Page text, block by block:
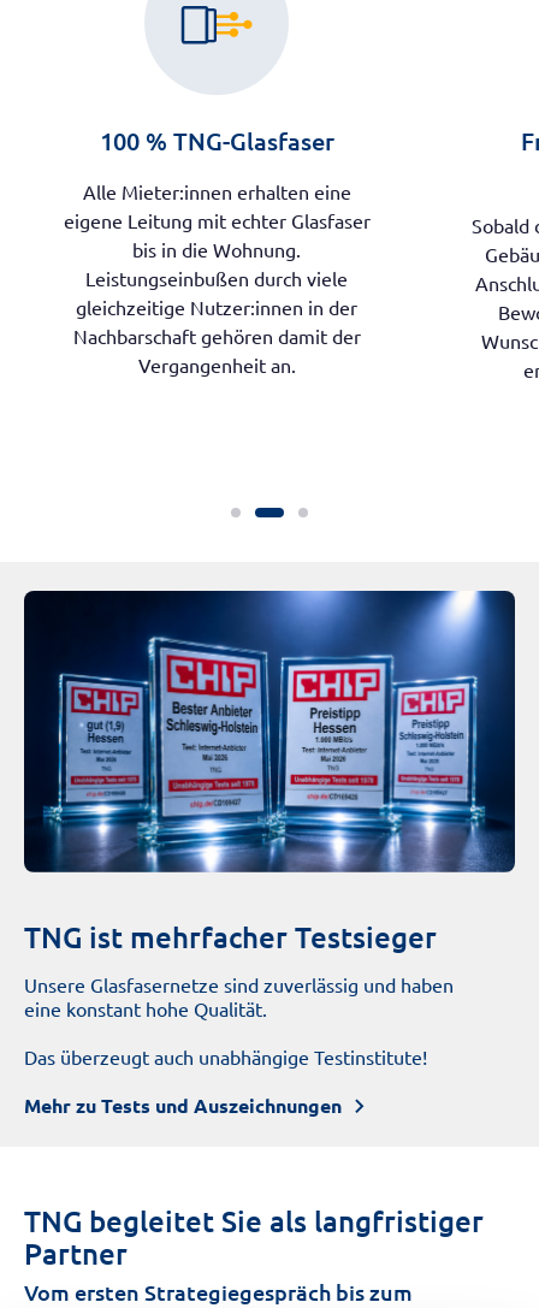
100 % TNG-Glasfaser
Alle Mieter:innen erhalten eine
eigene Leitung mit echter Glasfaser
bis in die Wohnung.
Leistungseinbußen durch viele
gleichzeitige Nutzer:innen in der
Nachbarschaft gehören damit der
Vergangenheit an.
Sobald
TNG ist mehrfacher Testsieger
Unsere Glasfasernetze sind zuverlässig und haben
eine konstant hohe Qualität.
Das überzeugt auch unabhängige Testinstitute!
Mehr zu Tests und Auszeichnungen
TNG begleitet Sie als langfristiger
Partner
Vom ersten Strategiegespräch bis zum